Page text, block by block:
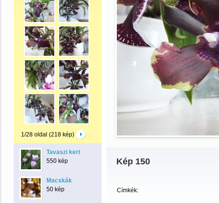
1/28 oldal (218 kép)
Tavaszi kert
550 kép
Macskák
50 kép
Kép 150
Címkék: